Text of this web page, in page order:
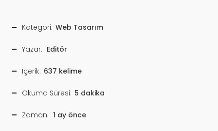
Kategori: Web Tasarım
Yazar: Editör
İçerik: 637 kelime
Okuma Süresi: 5 dakika
Zaman: 1 ay önce